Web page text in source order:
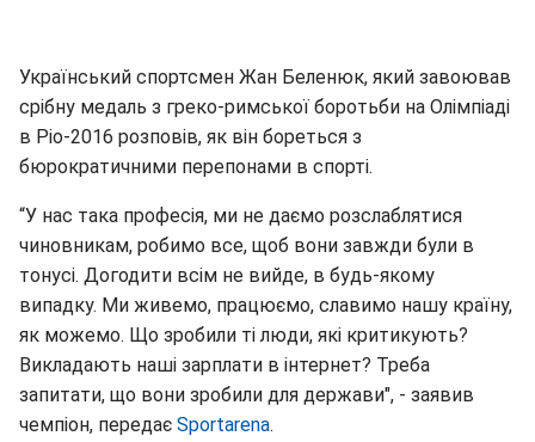
Український спортсмен Жан Беленюк, який завоював
срібну медаль з греко-римської боротьби на Олімпіаді
в Ріо-2016 розповів, як він бореться з
бюрократичними перепонами в спорті.
“У нас така професія, ми не даємо розслаблятися
чиновникам, робимо все, щоб вони завжди були в
тонусі. Догодити всім не вийде, в будь-якому
випадку. Ми живемо, працюємо, славимо нашу країну,
як можемо. Що зробили ті люди, які критикують?
Викладають наші зарплати в інтернет? Треба
запитати, що вони зробили для держави", - заявив
чемпіон, передає Sportarena.